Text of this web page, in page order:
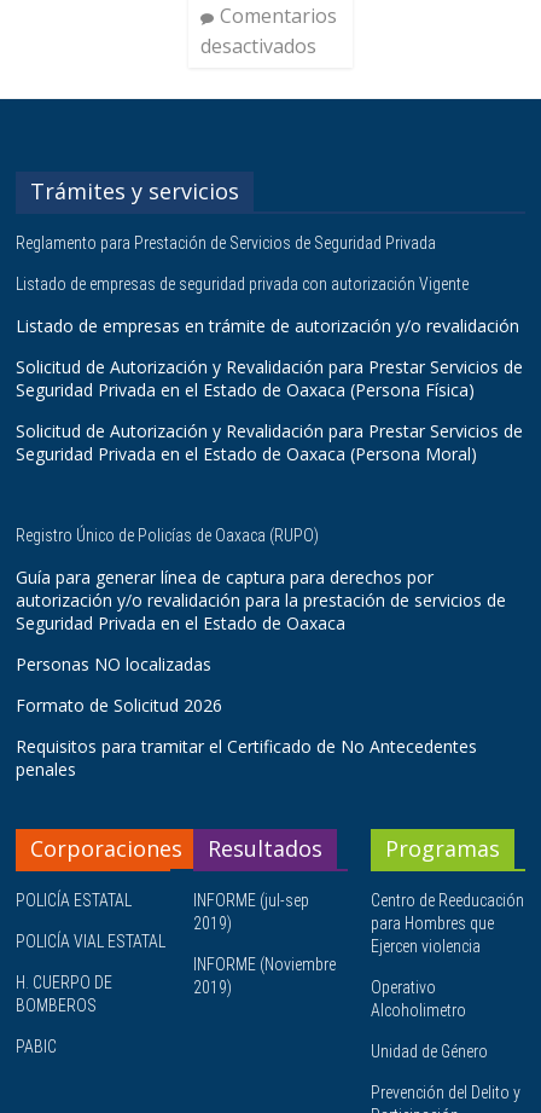
Comentarios
desactivados
Trámites y servicios
Reglamento para Prestación de Servicios de Seguridad Privada
Listado de empresas de seguridad privada con autorización Vigente
Listado de empresas en trámite de autorización y/o revalidación
Solicitud de Autorización y Revalidación para Prestar Servicios de
Seguridad Privada en el Estado de Oaxaca (Persona Física)
Solicitud de Autorización y Revalidación para Prestar Servicios de
Seguridad Privada en el Estado de Oaxaca (Persona Moral)
Registro Único de Policías de Oaxaca (RUPO)
Guía para generar línea de captura para derechos por
autorización y/o revalidación para la prestación de servicios de
Seguridad Privada en el Estado de Oaxaca
Personas NO localizadas
Formato de Solicitud 2026
Requisitos para tramitar el Certificado de No Antecedentes
penales
Corporaciones
POLICÍA ESTATAL
POLICÍA VIAL ESTATAL
H. CUERPO DE
BOMBEROS
PABIC
Resultados
INFORME (jul-sep
2019)
INFORME (Noviembre
2019)
Programas
Centro de Reeducación
para Hombres que
Ejercen violencia
Operativo
Alcoholimetro
Unidad de Género
Prevención del Delito y